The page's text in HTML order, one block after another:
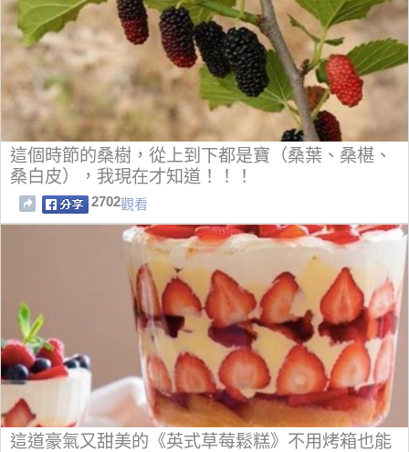
這個時節的桑樹，從上到下都是寶（桑葉、桑椹、
桑白皮），我現在才知道！！！
2702觀看
這道豪氣又甜美的《英式草莓鬆糕》不用烤箱也能